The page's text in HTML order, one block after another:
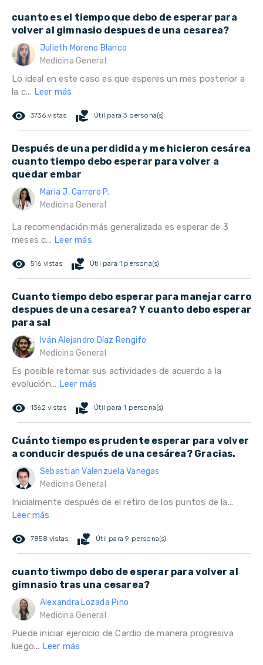
cuanto es el tiempo que debo de esperar para
volver al gimnasio despues de una cesarea?
Julieth Moreno Blanco
Medicina General
Lo ideal en este caso es que esperes un mes posterior a
la c... Leer más
remove_red_eye 3736 vistas volunteer_activism Útil para 3 persona(s)
Después de una perdidida y me hicieron cesárea
cuanto tiempo debo esperar para volver a
quedar embar
Maria J. Carrero P.
Medicina General
La recomendación más generalizada es esperar de 3
meses c... Leer más
remove_red_eye 516 vistas volunteer_activism Útil para 1 persona(s)
Cuanto tiempo debo esperar para manejar carro
despues de una cesarea? Y cuanto debo esperar
para sal
Iván Alejandro Díaz Rengifo
Medicina General
Es posible retomar sus actividades de acuerdo a la
evolución... Leer más
remove_red_eye 1362 vistas volunteer_activism Útil para 1 persona(s)
Cuánto tiempo es prudente esperar para volver
a conducir después de una cesárea? Gracias.
Sebastian Valenzuela Vanegas
Medicina General
Inicialmente después de el retiro de los puntos de la...
Leer más
remove_red_eye 7858 vistas volunteer_activism Útil para 9 persona(s)
cuanto tiwmpo debo de esperar para volver al
gimnasio tras una cesarea?
Alexandra Lozada Pino
Medicina General
Puede iniciar ejercicio de Cardio de manera progresiva
luego... Leer más